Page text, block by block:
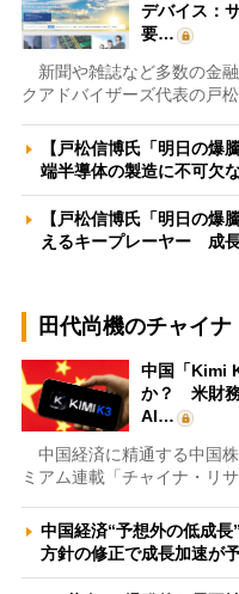
デバイス：
要…
新聞や雑誌など多数の金
クアドバイザーズ代表の戸
【戸松信博氏「明日の爆
端半導体の製造に不可欠
【戸松信博氏「明日の爆
えるキープレーヤー 成
田代尚機のチャイ
中国「Kimi
か？ 米財務
AI…
中国経済に精通する中国
ミアム連載「チャイナ・リ
中国経済“予想外の低成
方針の修正で成長加速が